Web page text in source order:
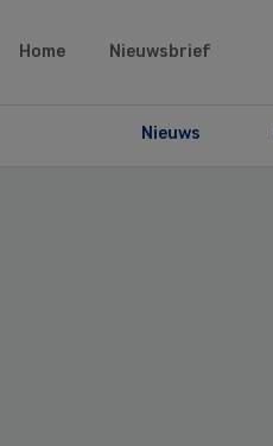
Home Nieuwsbrief
Nieuws